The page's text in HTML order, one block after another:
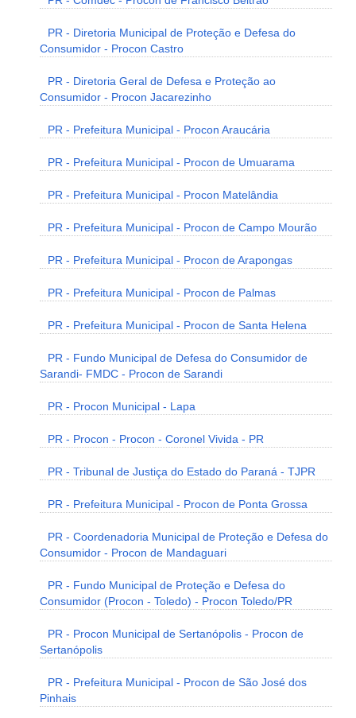
PR - Diretoria Municipal de Proteção e Defesa do
Consumidor - Procon Castro
PR - Diretoria Geral de Defesa e Proteção ao
Consumidor - Procon Jacarezinho
PR - Prefeitura Municipal - Procon Araucária
PR - Prefeitura Municipal - Procon de Umuarama
PR - Prefeitura Municipal - Procon Matelândia
PR - Prefeitura Municipal - Procon de Campo Mourão
PR - Prefeitura Municipal - Procon de Arapongas
PR - Prefeitura Municipal - Procon de Palmas
PR - Prefeitura Municipal - Procon de Santa Helena
PR - Fundo Municipal de Defesa do Consumidor de
Sarandi- FMDC - Procon de Sarandi
PR - Procon Municipal - Lapa
PR - Procon - Procon - Coronel Vivida - PR
PR - Tribunal de Justiça do Estado do Paraná - TJPR
PR - Prefeitura Municipal - Procon de Ponta Grossa
PR - Coordenadoria Municipal de Proteção e Defesa do
Consumidor - Procon de Mandaguari
PR - Fundo Municipal de Proteção e Defesa do
Consumidor (Procon - Toledo) - Procon Toledo/PR
PR - Procon Municipal de Sertanópolis - Procon de
Sertanópolis
PR - Prefeitura Municipal - Procon de São José dos
Pinhais